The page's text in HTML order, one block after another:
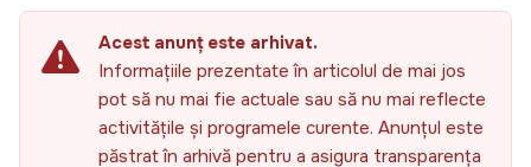
Acest anunț este arhivat.
Informațiile prezentate în articolul de mai jos
pot să nu mai fie actuale sau să nu mai reflecte
activitățile și programele curente. Anunțul este
păstrat în arhivă pentru a asigura transparența